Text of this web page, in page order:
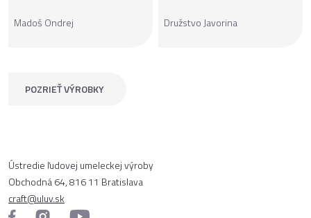
Madoš Ondrej Družstvo Javorina
POZRIEŤ VÝROBKY
Ústredie ľudovej umeleckej výroby
Obchodná 64, 816 11 Bratislava
craft@uluv.sk